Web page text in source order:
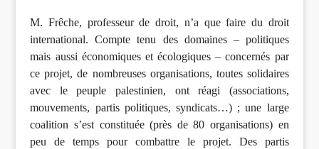
M. Frêche, professeur de droit, n’a que faire du droit
international. Compte tenu des domaines – politiques
mais aussi économiques et écologiques – concernés par
ce projet, de nombreuses organisations, toutes solidaires
avec le peuple palestinien, ont réagi (associations,
mouvements, partis politiques, syndicats…) ; une large
coalition s’est constituée (près de 80 organisations) en
peu de temps pour combattre le projet. Des partis